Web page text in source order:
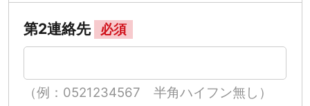
第2連絡先 必須
（例：0521234567 半角ハイフン無し）